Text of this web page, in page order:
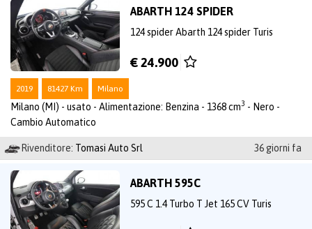
ABARTH 124 SPIDER
124 spider Abarth 124 spider Turis
€ 24.900
2019 81427 Km Milano
Milano (MI) - usato - Alimentazione: Benzina - 1368 cm3 - Nero -
Cambio Automatico
Rivenditore: Tomasi Auto Srl 36 giorni fa
ABARTH 595C
595 C 1.4 Turbo T Jet 165 CV Turis